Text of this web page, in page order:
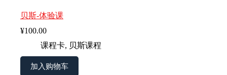
贝斯-体验课
¥100.00
课程卡, 贝斯课程
加入购物车